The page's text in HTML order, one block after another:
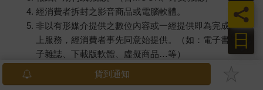
經消費者拆封之影音商品或電腦軟體。
非以有形媒介提供之數位內容或一經提供即為完成之線
上服務，經消費者事先同意始提供。（如：電子書、電
子雜誌、下載版軟體、虛擬商品…等）
已拆封之個人衛生用品。（如：內衣褲、刮鬍刀、除毛
貨到通知
日
員